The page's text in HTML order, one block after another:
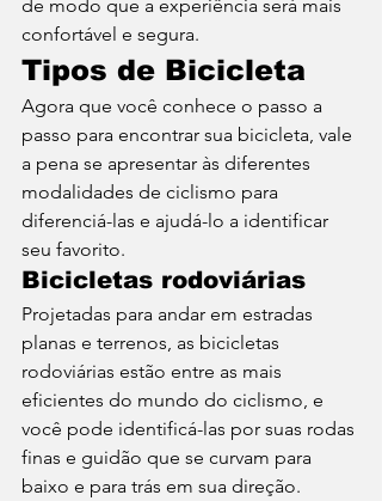
de modo que a experiência será mais
confortável e segura.
Tipos de Bicicleta
Agora que você conhece o passo a
passo para encontrar sua bicicleta, vale
a pena se apresentar às diferentes
modalidades de ciclismo para
diferenciá-las e ajudá-lo a identificar
seu favorito.
Bicicletas rodoviárias
Projetadas para andar em estradas
planas e terrenos, as bicicletas
rodoviárias estão entre as mais
eficientes do mundo do ciclismo, e
você pode identificá-las por suas rodas
finas e guidão que se curvam para
baixo e para trás em sua direção.